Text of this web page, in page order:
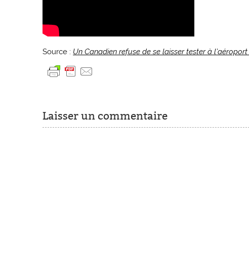
Source : Un Canadien refuse de se laisser tester à
Laisser un commentaire